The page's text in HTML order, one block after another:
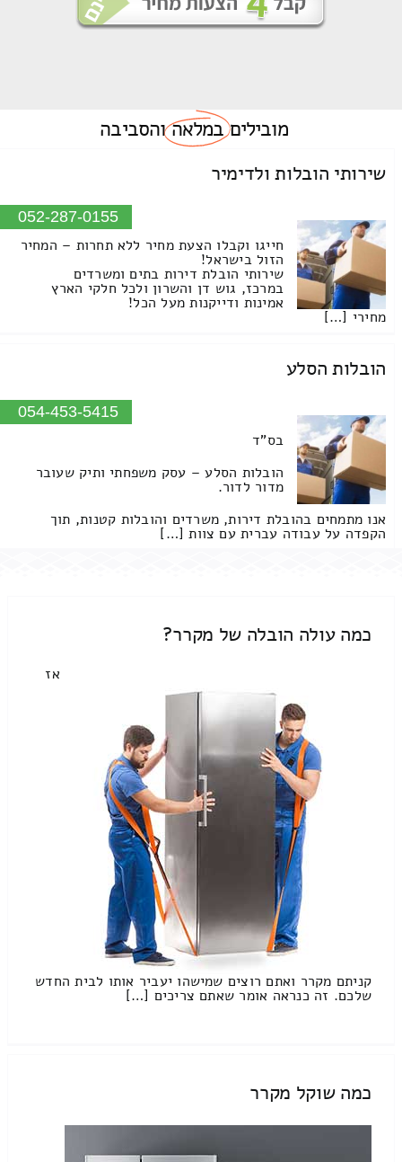
מוביליםבמלאהוהסביבה
שירותי הובלות ולדימיר
052-287-0155
חייגו וקבלו הצעת מחיר ללא תחרות – המחיר
הזול בישראל!
שירותי הובלת דירות בתים ומשרדים
במרכז, גוש דן והשרון ולכל חלקי הארץ
אמינות ודייקנות מעל הכל!
מחירי […]
הובלות הסלע
054-453-5415
בס"ד
הובלות הסלע – עסק משפחתי ותיק שעובר
מדור לדור.
אנו מתמחים בהובלת דירות, משרדים והובלות קטנות, תוך
הקפדה על עבודה עברית עם צוות […]
כמה עולה הובלה של מקרר?
אז
קניתם מקרר ואתם רוצים שמישהו יעביר אותו לבית החדש
שלכם. זה כנראה אומר שאתם צריכים […]
כמה שוקל מקרר